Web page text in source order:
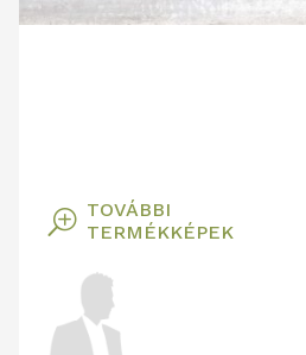
T TOVÁBBI
TERMÉKKÉPEK